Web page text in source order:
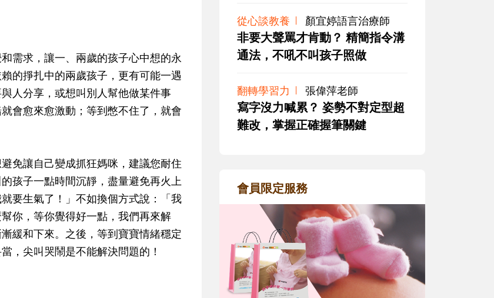
需求，讓一、兩歲的孩子心中想的永
的掙扎中的兩歲孩子，更有可能一遇
人分享，或想叫別人幫他做某件事
會愈來愈激動；等到憋不住了，就會
免讓自己變成抓狂媽咪， 建議您耐住
孩子一點時間沉靜，盡量避免再火上
要生氣了！」不如換個方式說：「我
你，等你覺得好一點，我們再來解
緩和下來。之後，等到寶寶情緒穩定
，尖叫哭鬧是不能解決問題的！
從心談教養 顏宜婷語言治療師
非要大聲罵才肯動？ 精簡指令溝
通法，不吼不叫孩子照做
翻轉學習力 張偉萍老師
寫字沒力喊累？ 姿勢不對定型超
難改，掌握正確握筆關鍵
會員限定服務